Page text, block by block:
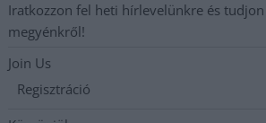
Iratkozzon fel heti hírlevelünkre és
megyénkről!
Join Us
Regisztráció